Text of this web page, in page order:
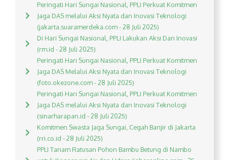
Peringati Hari Sungai Nasional, PPLI Perkuat Komitmen
Jaga DAS melalui Aksi Nyata dan Inovasi Teknologi
(jakarta.suaramerdeka.com - 28 Juli 2025)
Di Hari Sungai Nasional, PPLI Lakukan Aksi Dan Inovasi
(rm.id - 28 Juli 2025)
Peringati Hari Sungai Nasional, PPLI Perkuat Komitmen
Jaga DAS Melalui Aksi Nyata dan Inovasi Teknologi
(foto.okezone.com - 28 Juli 2025)
Peringati Hari Sungai Nasional, PPLI Perkuat Komitmen
Jaga DAS melalui Aksi Nyata dan Inovasi Teknologi
(sinarharapan.id - 28 Juli 2025)
Komitmen Swasta Jaga Sungai, Cegah Banjir di Jakarta
(rri.co.id - 28 Juli 2025)
PPLI Tanam Ratusan Pohon Bambu Betung di Nambo